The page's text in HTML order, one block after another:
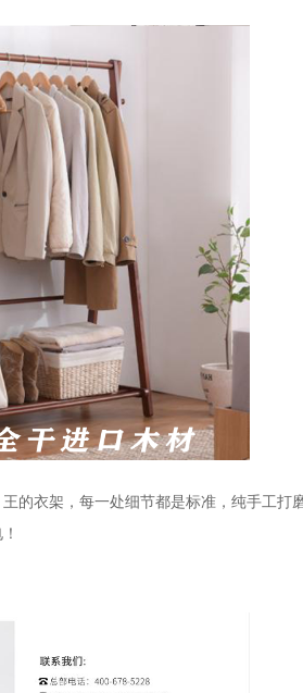
的衣架，每一处细节都是标准，纯手工打